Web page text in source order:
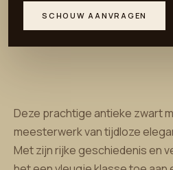
SCHOUW AANVRAGEN
Deze prachtige antieke zwart
meesterwerk van tijdloze
Met zijn rijke geschiedenis en